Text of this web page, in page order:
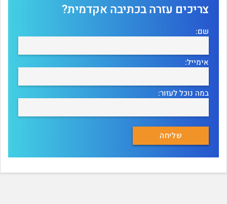
צריכים עזרה בכתיבה אקדמית?
שם:
אימייל:
במה נוכל לעזור: